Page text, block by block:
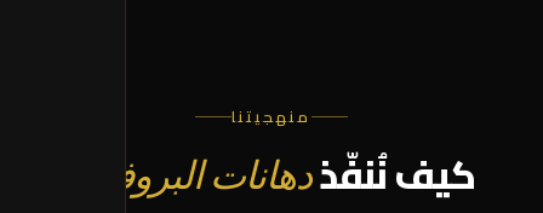
منهجيتنا
كيف نُنفّذدهانات البروفايل